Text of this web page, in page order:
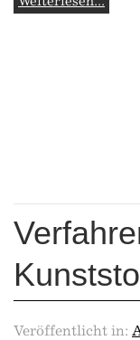
Veröffentlicht in: